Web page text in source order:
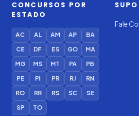
CONCURSOS POR
ESTADO
AC AL AM AP
BA
CE
DF ES GO
MA
MG
MS MT PA
PB
PE
PI PR RJ
RN
RO
RR RS SC
SE
SP
TO
Fale